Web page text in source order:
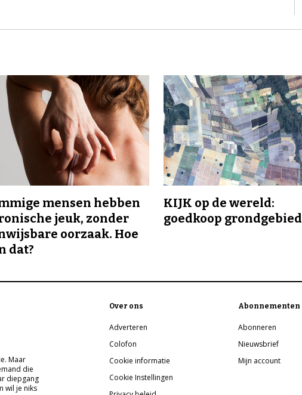
mensen hebben
jeuk, zonder
oorzaak. Hoe
dat?
KIJK op de wereld:
goedkoop grondgebied
Maar
die
diepgang
wil je niks
Over ons
Adverteren
Colofon
Cookie informatie
Cookie Instellingen
Abonnementen
Abonneren
Nieuwsbrief
Mijn account